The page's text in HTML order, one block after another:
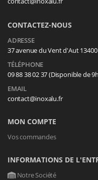
CONTACTEZ-NOUS
ADRESSE
37 avenue du Vent d'Aut 13400
TÉLÉPHONE
09 88 38 02 37 (Disponible de
EMAIL
contact@inoxalu.fr
MON COMPTE
Vos commandes
INFORMATIONS DE
Notre Société